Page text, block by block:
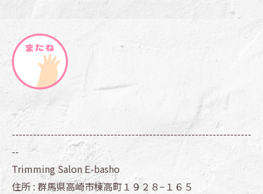
--------------------------------------------------------------------
--
Trimming Salon E-basho
住所 : 群馬県高崎市棟高町１９２８−１６５